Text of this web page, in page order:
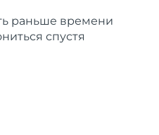
раньше времени
спустя